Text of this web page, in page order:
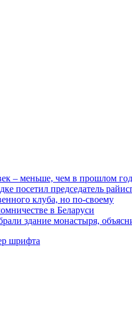
– меньше, чем в прошлом
посетил председатель
клуба, но по-своему
в Беларуси
здание монастыря,
шрифта